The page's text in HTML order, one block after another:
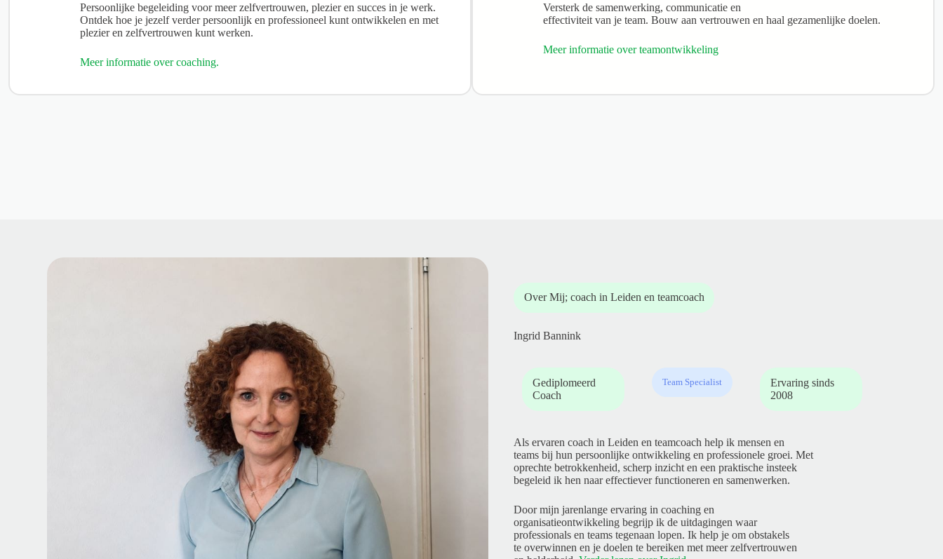
Persoonlijke begeleiding voor meer zelfvertrouwen, plezier en succes in je werk.
Ontdek hoe je jezelf verder persoonlijk en professioneel kunt ontwikkelen en met
plezier en zelfvertrouwen kunt werken.
Meer informatie over coaching.
Versterk de samenwerking, communicatie en
effectiviteit van je team. Bouw aan vertrouwen en haal gezamenlijke doelen.
Meer informatie over teamontwikkeling
Over Mij; coach in Leiden en teamcoach
Ingrid Bannink
Gediplomeerd
Coach
Team Specialist
Ervaring sinds
2008
Als ervaren coach in Leiden en teamcoach help ik mensen en
teams bij hun persoonlijke ontwikkeling en professionele groei. Met
oprechte betrokkenheid, scherp inzicht en een praktische insteek
begeleid ik hen naar effectiever functioneren en samenwerken.
Door mijn jarenlange ervaring in coaching en
organisatieontwikkeling begrijp ik de uitdagingen waar
professionals en teams tegenaan lopen. Ik help je om obstakels
te overwinnen en je doelen te bereiken met meer zelfvertrouwen